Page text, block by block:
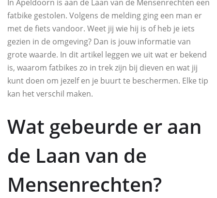
In Apeldoorn is aan de Laan van de Mensenrechten een
fatbike gestolen. Volgens de melding ging een man er
met de fiets vandoor. Weet jij wie hij is of heb je iets
gezien in de omgeving? Dan is jouw informatie van
grote waarde. In dit artikel leggen we uit wat er bekend
is, waarom fatbikes zo in trek zijn bij dieven en wat jij
kunt doen om jezelf en je buurt te beschermen. Elke tip
kan het verschil maken.
Wat gebeurde er aan
de Laan van de
Mensenrechten?